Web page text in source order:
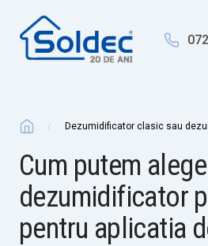
Dezumidificator clasic sau
Cum putem
dezumidificator
pentru aplicatia